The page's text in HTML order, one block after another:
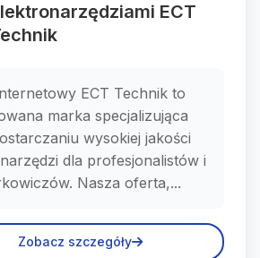
ECT
ECT Technik to
marka specjalizująca
wysokiej jakości
dla profesjonalistów i
Nasza oferta,...
Zobacz szczegóły